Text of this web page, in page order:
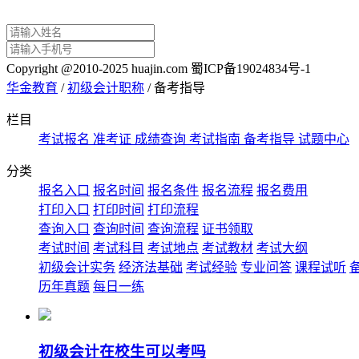
Copyright @2010-2025 huajin.com 蜀ICP备19024834号-1
华金教育 /初级会计职称 /备考指导
栏目
考试报名 准考证 成绩查询 考试指南 备考指导 试题中心
分类
报名入口 报名时间 报名条件 报名流程 报名费用
打印入口 打印时间 打印流程
查询入口 查询时间 查询流程 证书领取
考试时间 考试科目 考试地点 考试教材 考试大纲
初级会计实务 经济法基础 考试经验 专业问答 课程试听
历年真题 每日一练
初级会计在校生可以考吗